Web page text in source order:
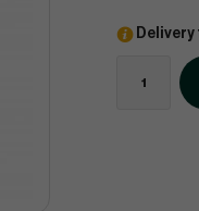
Delivery